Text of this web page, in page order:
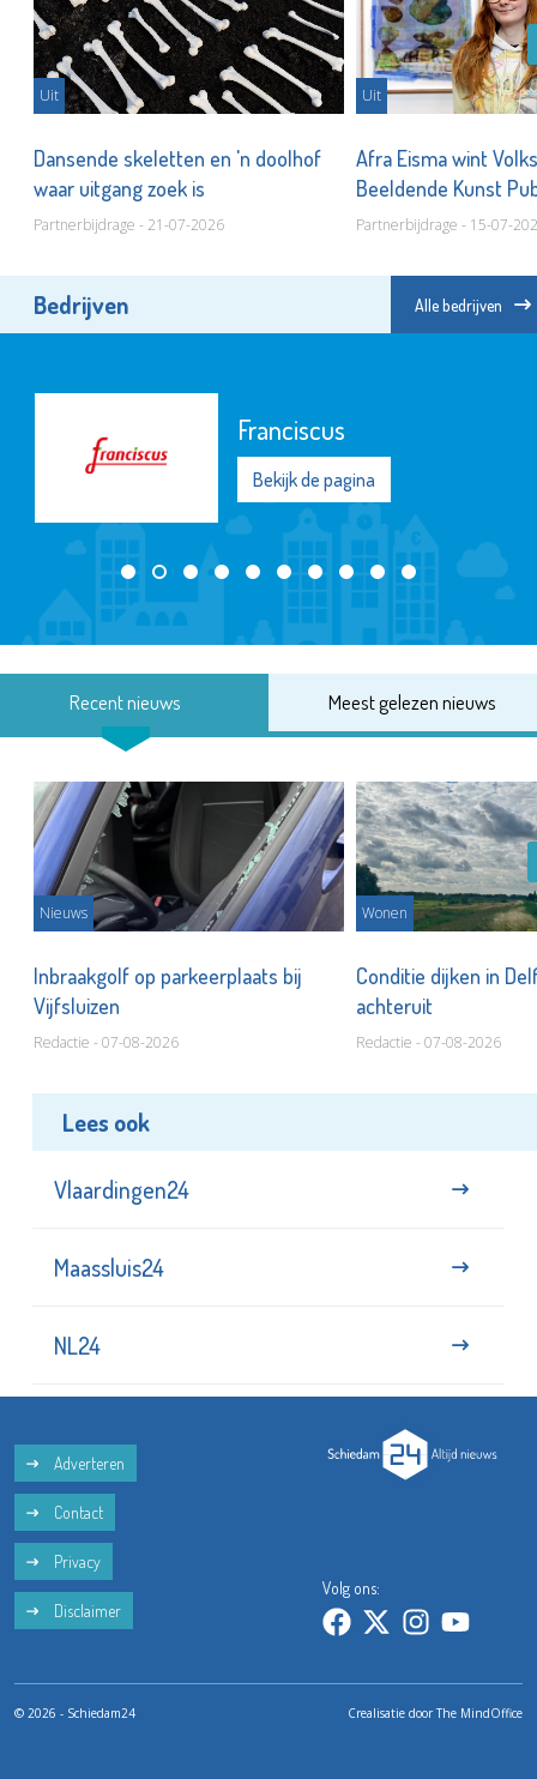
Uit
Dansende skeletten en 'n doolhof
waar uitgang zoek is
Partnerbijdrage - 21-07-2026
Uit
Afra Eisma wint
Beeldende Kunst
Partnerbijdrage - 15-07-
Bedrijven Alle bedrijven
Schiedam
Bekijk de pagina
Recent nieuws Meest gelezen nieuws
Nieuws
Inbraakgolf op parkeerplaats bij
Vijfsluizen
Redactie - 07-08-2026
Wonen
Conditie dijken in
achteruit
Redactie - 07-08-2026
Lees ook
Vlaardingen24
Maassluis24
NL24
Adverteren
Contact
Privacy
Disclaimer
Volg ons:
© 2026 - Schiedam24 Crealisatie doorThe MindOffice